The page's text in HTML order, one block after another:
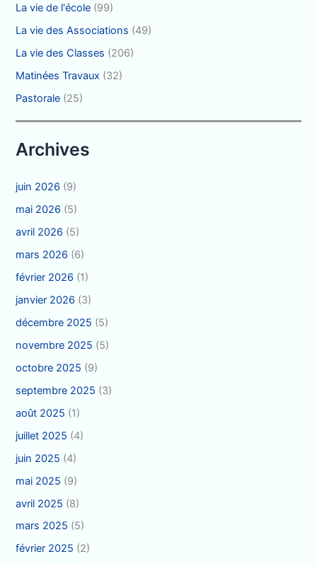
La vie de l'école (99)
La vie des Associations (49)
La vie des Classes (206)
Matinées Travaux (32)
Pastorale (25)
Archives
juin 2026 (9)
mai 2026 (5)
avril 2026 (5)
mars 2026 (6)
février 2026 (1)
janvier 2026 (3)
décembre 2025 (5)
novembre 2025 (5)
octobre 2025 (9)
septembre 2025 (3)
août 2025 (1)
juillet 2025 (4)
juin 2025 (4)
mai 2025 (9)
avril 2025 (8)
mars 2025 (5)
février 2025 (2)